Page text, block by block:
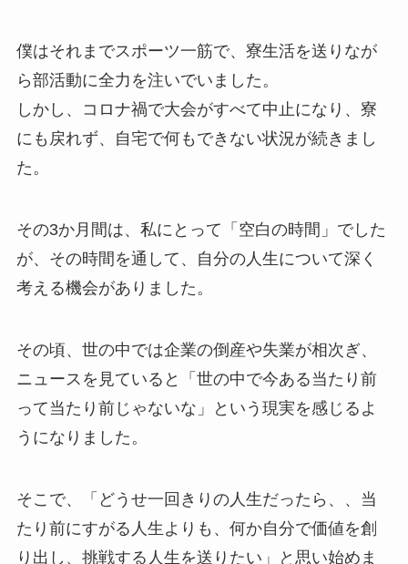
僕はそれまでスポーツ一筋で、寮生活を送りなが
ら部活動に全力を注いでいました。
しかし、コロナ禍で大会がすべて中止になり、寮
にも戻れず、自宅で何もできない状況が続きまし
た。
その3か月間は、私にとって「空白の時間」でした
が、その時間を通して、自分の人生について深く
考える機会がありました。
その頃、世の中では企業の倒産や失業が相次ぎ、
ニュースを見ていると「世の中で今ある当たり前
って当たり前じゃないな」という現実を感じるよ
うになりました。
そこで、「どうせ一回きりの人生だったら、、当
たり前にすがる人生よりも、何か自分で価値を創
り出し、挑戦する人生を送りたい」と思い始めま